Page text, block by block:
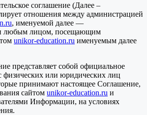
соглашение (Далее –
отношения между администрацией
, именуемой далее —
любым лицом, посещающим
unikor-education.ru именуемым далее
представляет собой официальное
физических или юридических лиц
принимают настоящее Соглашение,
сайтом unikor-education.ru и
Информации, на условиях